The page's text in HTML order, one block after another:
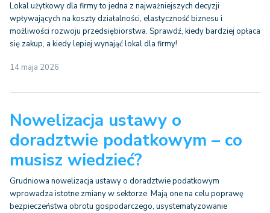
Lokal użytkowy dla firmy to jedna z najważniejszych decyzji
wpływających na koszty działalności, elastyczność biznesu i
możliwości rozwoju przedsiębiorstwa. Sprawdź, kiedy bardziej opłaca
się zakup, a kiedy lepiej wynająć lokal dla firmy!
14 maja 2026
Nowelizacja ustawy o
doradztwie podatkowym – co
musisz wiedzieć?
Grudniowa nowelizacja ustawy o doradztwie podatkowym
wprowadza istotne zmiany w sektorze. Mają one na celu poprawę
bezpieczeństwa obrotu gospodarczego, usystematyzowanie